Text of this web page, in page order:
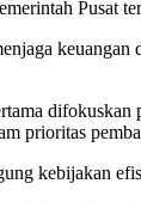
Pusat
prioritas
kebijakan